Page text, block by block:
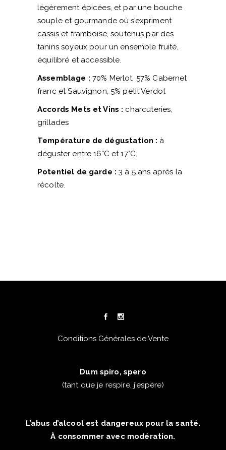
légèrement épicées, et par une bouche
souple et gourmande où s’expriment
cassis et framboise, soutenus par des
tanins soyeux pour un ensemble fruité,
équilibré et accessible.
Assemblage : 70% Merlot, 57% Cabernet
franc et Sauvignon, 5% petit Verdot
Accords Mets et Vins : charcuteries,
grillades
Température de dégustation : à
déguster entre 16°C et 17°C.
Potentiel de garde :3 à 5 ans après la
récolte.
Conditions Générales de Vente
Dum spiro, spero
(tant que je respire, j’espère)
L’abus d’alcool est dangereux pour la santé.
À consommer avec modération.